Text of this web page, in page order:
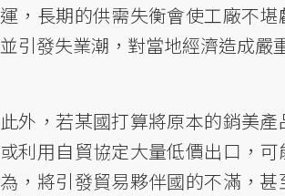
運，長期的供需失衡會使工廠不
並引發失業潮，對當地經濟造成嚴
此外，若某國打算將原本的銷美產
或利用自貿協定大量低價出口，
為，將引發貿易夥伴國的不滿，